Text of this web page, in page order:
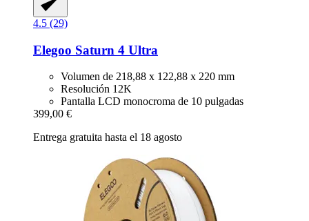
4.5 (29)
Elegoo Saturn 4 Ultra
Volumen de 218,88 x 122,88 x 220 mm
Resolución 12K
Pantalla LCD monocroma de 10 pulgadas
399,00 €
Entrega gratuita hasta el 18 agosto